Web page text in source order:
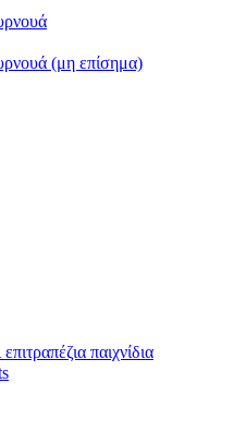
(μη επίσημα)
παιχνίδια